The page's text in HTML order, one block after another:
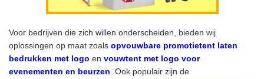
Voor bedrijven die zich willen onderscheiden, bieden wij
oplossingen op maat zoals opvouwbare promotietent laten
bedrukken met logo en vouwtent met logo voor
evenementen en beurzen . Ook populair zijn de